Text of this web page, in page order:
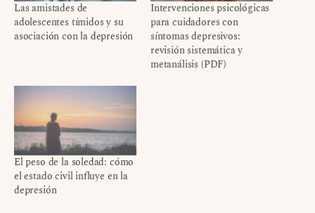
Las amistades de
adolescentes tímidos y su
asociación con la depresión
Intervenciones psicológicas
para cuidadores con
síntomas depresivos:
revisión sistemática y
metanálisis (PDF)
El peso de la soledad: cómo
el estado civil influye en la
depresión